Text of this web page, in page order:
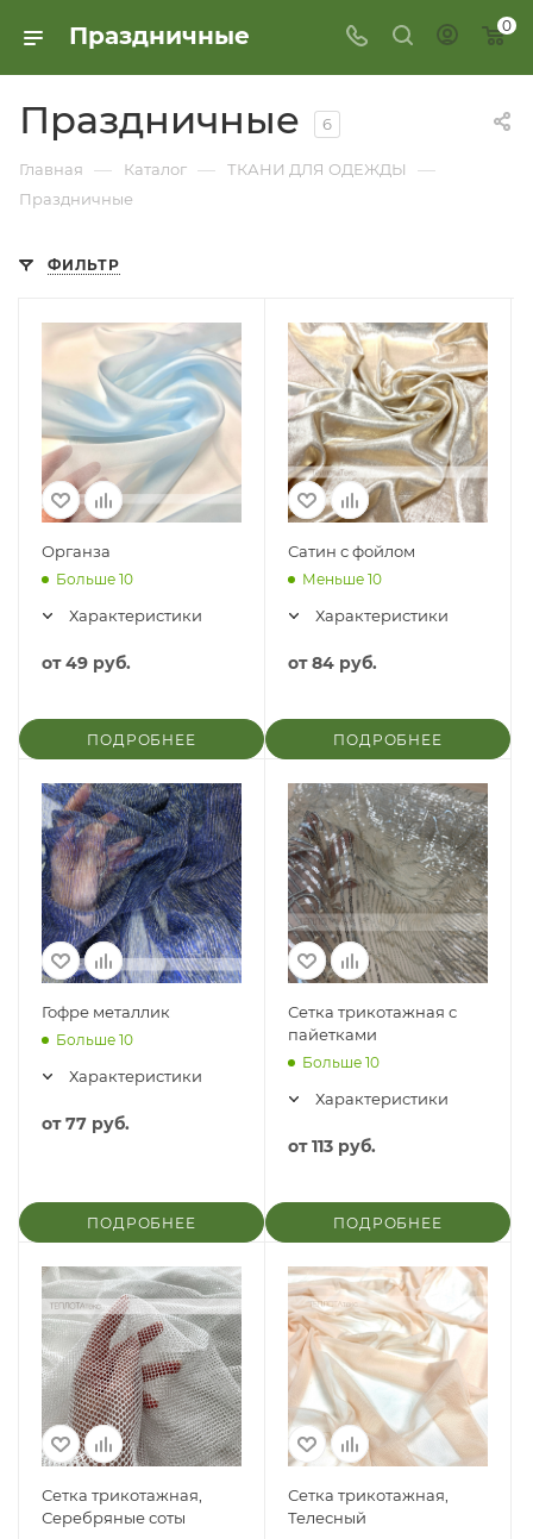
Праздничные 0
Праздничные 6
Главная — Каталог — ТКАНИ ДЛЯ ОДЕЖДЫ —
Праздничные
ФИЛЬТР
Органза
Больше 10
Характеристики
от49 руб.
ПОДРОБНЕЕ
Сатин с фойлом
Меньше 10
Характеристики
от84 руб.
ПОДРОБНЕЕ
Гофре металлик
Больше 10
Характеристики
от77 руб.
ПОДРОБНЕЕ
Сетка трикотажная с
пайетками
Больше 10
Характеристики
от113 руб.
ПОДРОБНЕЕ
Сетка трикотажная,
Серебряные соты
Сетка трикотажная,
Телесный